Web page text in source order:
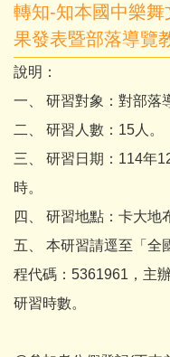
轉知-知本國中樂
果發表暨部落導覽
說明：
一、 研習對象：對部落
二、 研習人數：15人。
三、 研習日期：114年
時。
四、 研習地點：卡大地
五、 本研習請逕至「全
程代碼：5361961，主
研習時數。